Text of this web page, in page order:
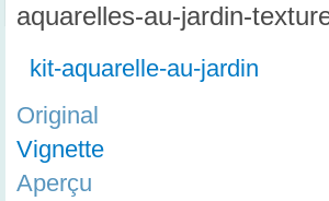
aquarelles-au-jardin-
kit-aquarelle-au-jardin
Original
Vignette
Aperçu